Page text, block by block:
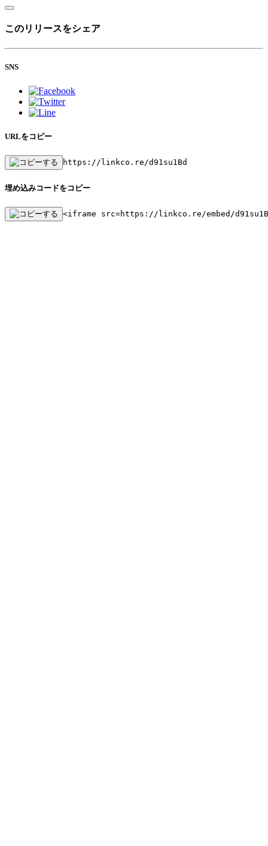
このリリースをシェア
SNS
URLをコピー
https://linkco.re/d91su1Bd
埋め込みコードをコピー
<iframe src=https://linkco.re/embed/